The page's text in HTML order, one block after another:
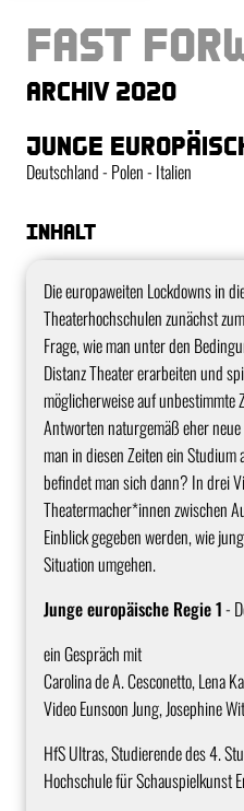
Fast
Archiv 2020
junge
Deutschland - Polen - Italien
Inhalt
Die europaweiten Lockdowns in
Theaterhochschulen zunächst
Frage, wie man unter den
Distanz Theater erarbeiten und
möglicherweise auf unbestimmte
Antworten naturgemäß eher
man in diesen Zeiten ein
befindet man sich dann? In drei
Theatermacher*innen zwischen
Einblick gegeben werden, wie
Situation umgehen.
Junge europäische Regie 1-
ein Gespräch mit
Carolina de A. Cesconetto, Lena
Video Eunsoon Jung, Josephine
​HfS Ultras, Studierende des 4.
Hochschule für Schauspielkunst